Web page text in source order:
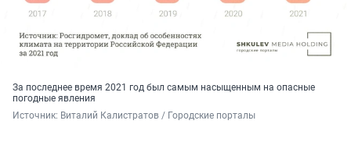
За последнее время 2021 год был самым насыщенным на опасные
погодные явления
Источник: Виталий Калистратов / Городские порталы